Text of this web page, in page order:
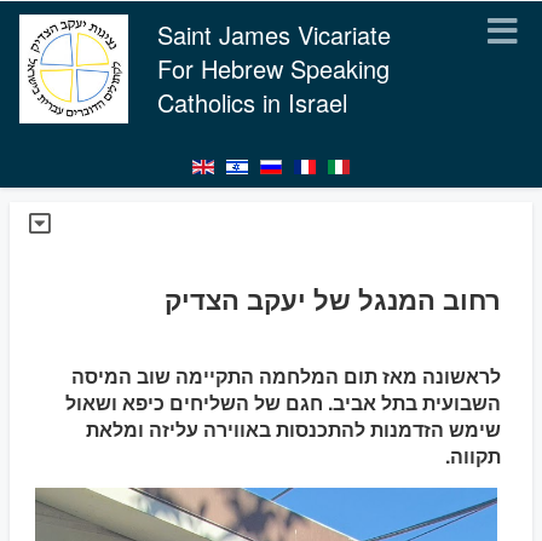
Saint James Vicariate
For Hebrew Speaking
Catholics in Israel
רחוב המנגל של יעקב הצדיק
לראשונה מאז תום המלחמה התקיימה שוב המיסה
השבועית בתל אביב. חגם של השליחים כיפא ושאול
שימש הזדמנות להתכנסות באווירה עליזה ומלאת
תקווה.